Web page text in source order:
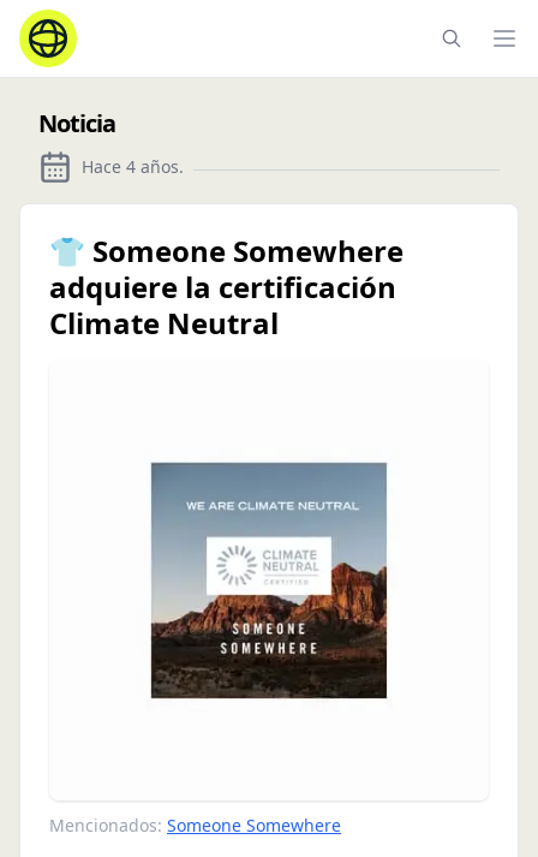
Noticia
Hace 4 años.
👕 Someone Somewhere
adquiere la certificación
Climate Neutral
Mencionados: Someone Somewhere